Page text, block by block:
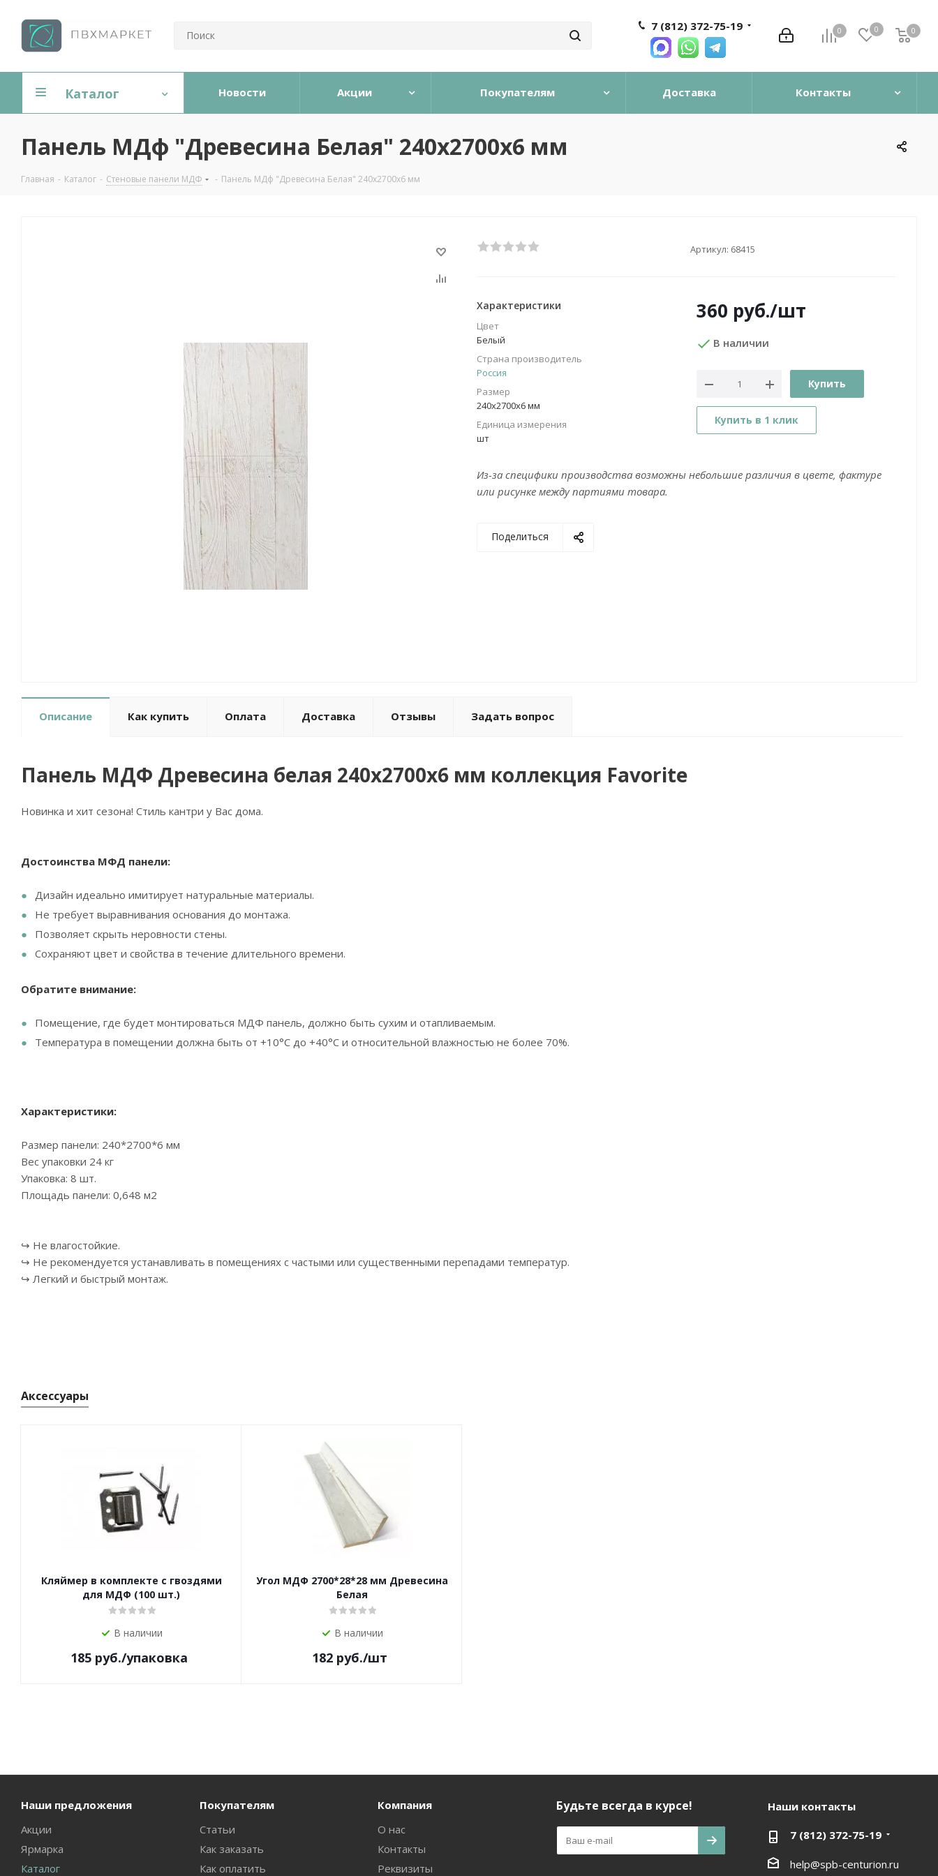
0 0 0
0
7 (812) 372-75-19
Каталог Новости Акции Покупателям Доставка Контакты
Панель МДф "Древесина Белая" 240х2700х6 мм
Главная - Каталог - Стеновые панели МДФ - Панель МДф "Древесина Белая" 240х2700х6 мм
Артикул: 68415
Характеристики
Цвет
Белый
Страна производитель
Россия
Размер
240х2700х6 мм
Единица измерения
шт
360 руб./шт
В наличии
Купить
Купить в 1 клик
Из-за специфики производства возможны небольшие различия в цвете, фактуре
или рисунке между партиями товара.
Поделиться
Описание Как купить Оплата Доставка Отзывы Задать вопрос
Панель МДФ Древесина белая 240х2700х6 мм коллекция Favorite
Новинка и хит сезона! Стиль кантри у Вас дома.
Достоинства МФД панели:
Дизайн идеально имитирует натуральные материалы.
Не требует выравнивания основания до монтажа.
Позволяет скрыть неровности стены.
Сохраняют цвет и свойства в течение длительного времени.
Обратите внимание:
Помещение, где будет монтироваться МДФ панель, должно быть сухим и отапливаемым.
Температура в помещении должна быть от +10°С до +40°С и относительной влажностью не более 70%.
Характеристики:
Размер панели: 240*2700*6 мм
Вес упаковки 24 кг
Упаковка: 8 шт.
Площадь панели: 0,648 м2
↪ Не влагостойкие.
↪ Не рекомендуется устанавливать в помещениях с частыми или существенными перепадами температур.
↪ Легкий и быстрый монтаж.
Аксессуары
Кляймер в комплекте с гвоздями
для МДФ (100 шт.)
В наличии
185руб./упаковка
Угол МДФ 2700*28*28 мм Древесина
Белая
В наличии
182руб./шт
Наши предложения
Акции
Ярмарка
Каталог
Покупателям
Статьи
Как заказать
Как оплатить
Компания
О нас
Контакты
Реквизиты
Будьте всегда в курсе! Наши контакты
7 (812) 372-75-19
help@spb-centurion.ru